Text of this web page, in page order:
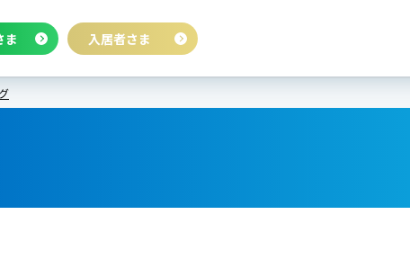
ま 入居者さま